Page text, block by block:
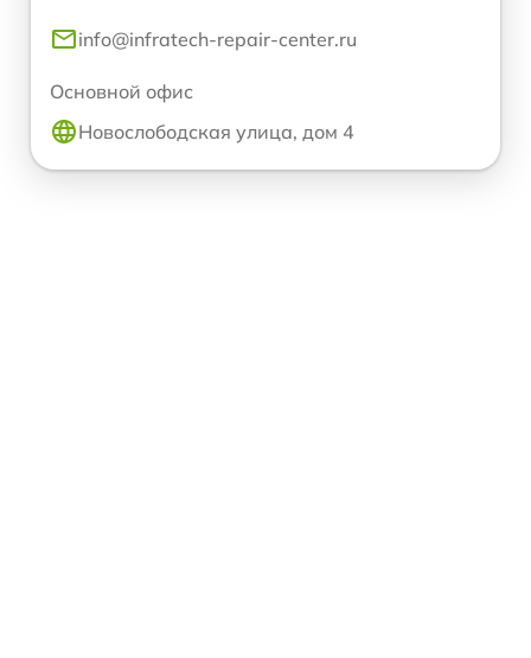
info@infratech-repair-center.ru
Основной офис
Новослободская улица, дом 4